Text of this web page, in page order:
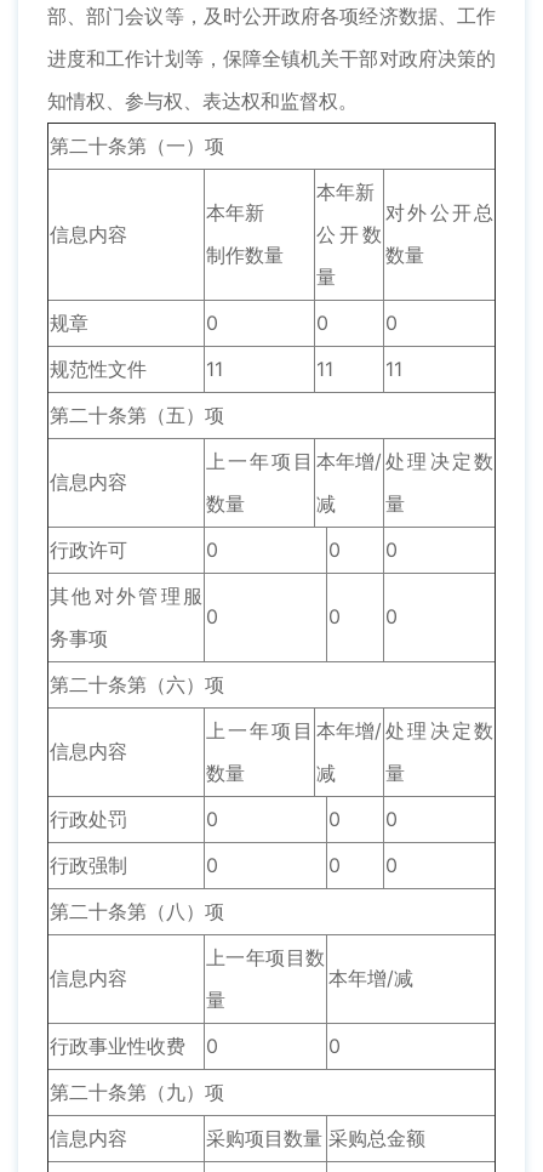
部、部门会议等，及时公开政府各项经济数据、工作
进度和工作计划等，保障全镇机关干部对政府决策的
知情权、参与权、表达权和监督权。
第二十条第（一）项
信息内容
本年新
制作数量
本年新
公开数
量
对外公开总
数量
规章 0 0
0
规范性文件
11 11
11
第二十条第（五）项
信息内容
上一年项目
数量
本年增/
减
处理决定数
量
行政许可
0 0
0
其他对外管理服
务事项
0 0 0
第二十条第（六）项
信息内容
上一年项目
数量
本年增/
减
处理决定数
量
行政处罚
0 0
0
行政强制
0 0
0
第二十条第（八）项
信息内容
上一年项目数
量
本年增/减
行政事业性收费 0
0
第二十条第（九）项
信息内容
采购项目数量 采购总金额